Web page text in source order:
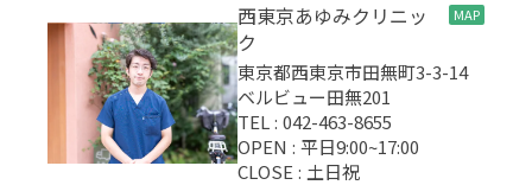
西東京あゆみクリニッ
ク
MAP
東京都西東京市田無町3-3-14
ベルビュー田無201
TEL : 042-463-8655
OPEN : 平日9:00~17:00
CLOSE : 土日祝